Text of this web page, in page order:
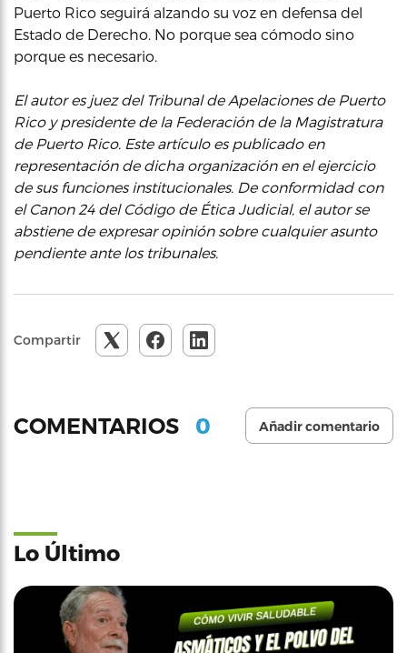
Puerto Rico seguirá alzando su voz en defensa del
Estado de Derecho. No porque sea cómodo sino
porque es necesario.
El autor es juez del Tribunal de Apelaciones de Puerto
Rico y presidente de la Federación de la Magistratura
de Puerto Rico. Este artículo es publicado en
representación de dicha organización en el ejercicio
de sus funciones institucionales. De conformidad con
el Canon 24 del Código de Ética Judicial, el autor se
abstiene de expresar opinión sobre cualquier asunto
pendiente ante los tribunales.
Compartir
COMENTARIOS 0 Añadir comentario
Lo Último